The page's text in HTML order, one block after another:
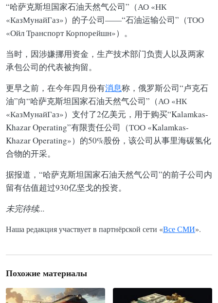
“哈萨克斯坦国家石油天然气公司”（АО «НК
«КазМунайГаз»）的子公司——“石油运输公司”（ТОО
«Ойл Транспорт Корпорейшн»）。
当时，因涉嫌挪用资金，生产技术部门负责人以及两家
承包公司的代表被拘留。
更早之前，在今年四月份有消息称，俄罗斯公司“卢克石
油”向“哈萨克斯坦国家石油天然气公司”（АО «НК
«КазМунайГаз»）支付了2亿美元，用于购买“Kalamkas-
Khazar Operating”有限责任公司（ТОО «Kalamkas-
Khazar Operating»）的50%股份，该公司从事里海碳氢化
合物的开采。
据报道，“哈萨克斯坦国家石油天然气公司”的前子公司内
留有估值超过930亿坚戈的投资。
未完待续...
Наша редакция участвует в партнёрской сети «Все СМИ».
Похожие материалы